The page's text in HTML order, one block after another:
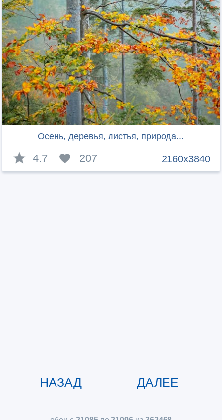
Осень, деревья, листья, природа...
2160x3840
4.7 207
НАЗАД ДАЛЕЕ